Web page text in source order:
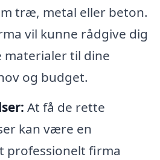
træ, metal eller beton.
vil kunne rådgive dig
materialer til dine
og budget.
At få de rette
kan være en
professionelt firma